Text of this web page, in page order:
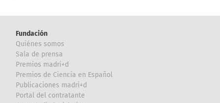
Fundación
Quiénes somos
Sala de prensa
Premios madri+d
Premios de Ciencia en Español
Publicaciones madri+d
Portal del contratante